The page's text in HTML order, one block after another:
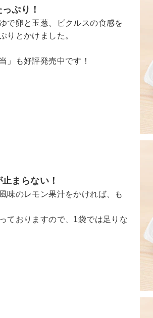
ぷり！
で卵と玉葱、ピクルスの食感を
りとかけました。
」も好評発売中です！
まらない！
味のレモン果汁をかければ、も
ておりますので、1袋では足りな